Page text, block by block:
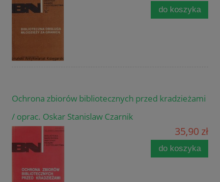
do koszyka
Ochrona zbiorów bibliotecznych przed kradzieżami
/ oprac. Oskar Stanislaw Czarnik
35,90 zł
do koszyka